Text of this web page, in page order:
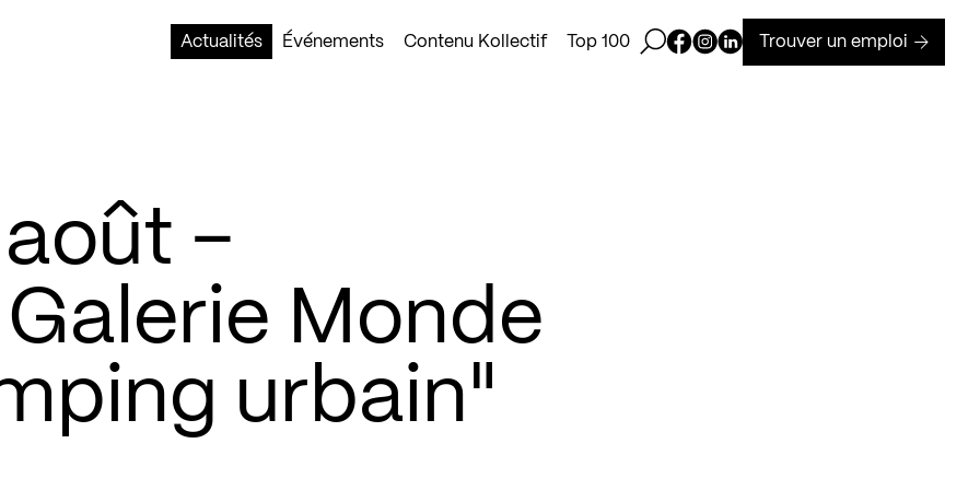
Actualités
Événements Contenu Kollectif Top 100 Ouvrir la barre de recherche
Page Facebook de Kollectif
Page Instagram de Kollectif
Page Linkedin de Kollectif
Trouver un emploi
–
Monde
urbain"